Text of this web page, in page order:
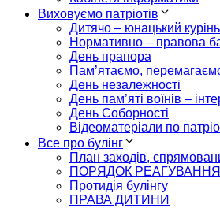
Виховуємо патріотів
Дитячо – юнацький
Нормативно – правова
День прапора
Пам’ятаємо,
День незалежності
День пам’яті воїнів –
День Соборності
Відеоматеріали по
Все про булінг
План заходів,
ПОРЯДОК
Протидія булінгу
ПРАВА ДИТИНИ